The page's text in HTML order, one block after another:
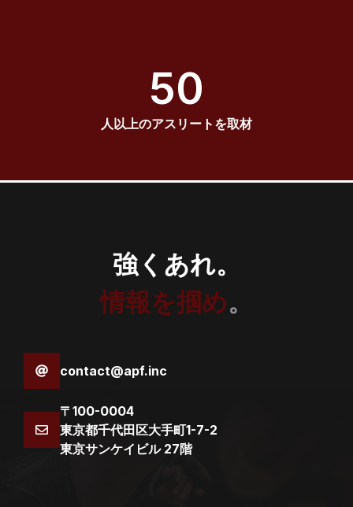
50
人以上のアスリートを取材
強くあれ。
情報を掴め。
contact@apf.inc
〒100-0004
東京都千代田区大手町1-7-2
東京サンケイビル 27階